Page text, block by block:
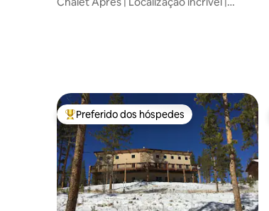
Entre os melhores preferidos dos hóspedes
Preferido dos hóspedes